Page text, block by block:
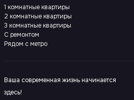
1 комнатные квартиры
2 комнатные квартиры
3 комнатные квартиры
С ремонтом
Рядом с метро
Ваша современная жизнь начинается
здесь!